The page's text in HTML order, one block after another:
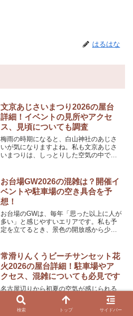
はるはな
文京あじさいまつり2026の屋台
詳細！イベントの見所やアクセ
ス、見頃についても調査
梅雨の時期になると、白山神社のあじさ
いが気になりますよね。私も文京あじさ
いまつりは、しっとりした空気の中で花
だけではなく、キッチンカーや模擬店、
富士塚の特別公開まである...
お台場GW2026の混雑は？開催イ
ベントや駐車場の空き具合を予
想！
お台場のGWは、毎年「思った以上に人が
多い」と感じやすいエリアです。私も予
定を立てるとき、景色の開放感から少し
すい場所です。2026年は、肉フェスやオ
クトーバーフェスト...
常滑りんくうビーチサンセット花
火2026の屋台詳細！駐車場やア
クセス、混雑についても必見です
名古屋辺りから初夏の空気が感じられる
と、なんとなく心がウキウキしてきまし
たよね。私は海辺の花火イベントが大好
きで、特に夕焼けと花火が重なる瞬間は
検索 トップ サイドバー